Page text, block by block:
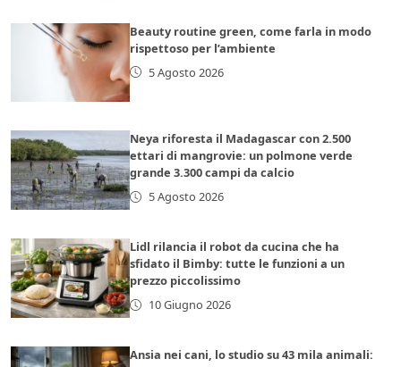
Beauty routine green, come farla in modo
rispettoso per l’ambiente
5 Agosto 2026
Neya riforesta il Madagascar con 2.500
ettari di mangrovie: un polmone verde
grande 3.300 campi da calcio
5 Agosto 2026
Lidl rilancia il robot da cucina che ha
sfidato il Bimby: tutte le funzioni a un
prezzo piccolissimo
10 Giugno 2026
Ansia nei cani, lo studio su 43 mila animali: